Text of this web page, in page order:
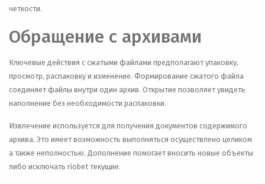
четкости.
Обращение с архивами
Ключевые действия с сжатыми файлами предполагают упаковку,
просмотр, распаковку и изменение. Формирование сжатого файла
соединяет файлы внутри один архив. Открытие позволяет увидеть
наполнение без необходимости распаковки.
Извлечение используется для получения документов содержимого
архива. Это имеет возможность выполняться осуществлено целиком
а также неполностью. Дополнение помогает вносить новые объекты
либо исключать riobet текущие.